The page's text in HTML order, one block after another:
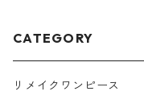
CATEGORY
リメイクワンピース